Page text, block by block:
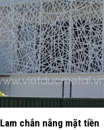
Lam chắn nắng mặt tiền